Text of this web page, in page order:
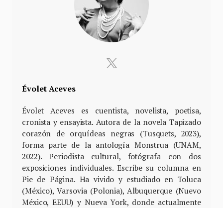
Évolet Aceves
Évolet Aceves es cuentista, novelista, poetisa,
cronista y ensayista. Autora de la novela Tapizado
corazón de orquídeas negras (Tusquets, 2023),
forma parte de la antología Monstrua (UNAM,
2022). Periodista cultural, fotógrafa con dos
exposiciones individuales. Escribe su columna en
Pie de Página. Ha vivido y estudiado en Toluca
(México), Varsovia (Polonia), Albuquerque (Nuevo
México, EEUU) y Nueva York, donde actualmente